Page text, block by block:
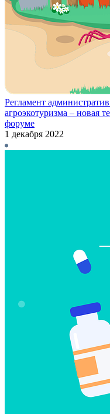
Регламент
агроэкотуризма – новая
форуме
1 декабря 2022